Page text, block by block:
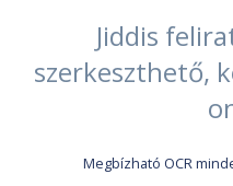
Jiddis
szerkeszthető,
Megbízható OCR